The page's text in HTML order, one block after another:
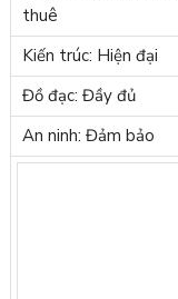
thuê
Kiến trúc: Hiện đại
Đồ đạc: Đầy đủ
An ninh: Đảm bảo